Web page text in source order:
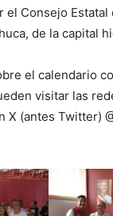
Consejo
de la capital
el calendario
visitar las
X (antes Twitter)